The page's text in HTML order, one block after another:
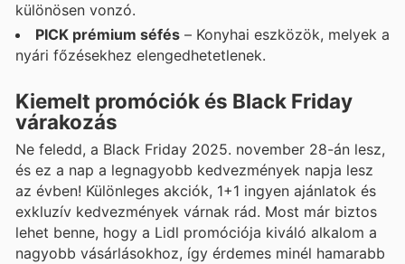
különösen vonzó.
PICK prémium séfés – Konyhai eszközök, melyek a
nyári főzésekhez elengedhetetlenek.
Kiemelt promóciók és Black Friday
várakozás
Ne feledd, a Black Friday 2025. november 28-án lesz,
és ez a nap a legnagyobb kedvezmények napja lesz
az évben! Különleges akciók, 1+1 ingyen ajánlatok és
exkluzív kedvezmények várnak rád. Most már biztos
lehet benne, hogy a Lidl promóciója kiváló alkalom a
nagyobb vásárlásokhoz, így érdemes minél hamarabb